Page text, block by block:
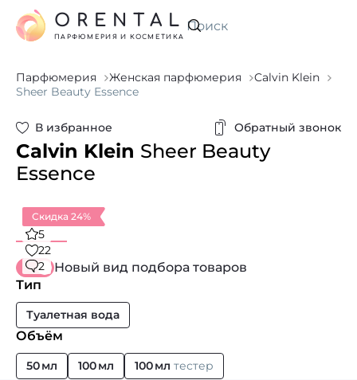
Искать
ORENTAL
ПАРФЮМЕРИЯ И КОСМЕТИКА
Парфюмерия Женская парфюмерия
Calvin Klein
Sheer Beauty Essence
В избранное Обратный звонок
Calvin Klein Sheer Beauty
Essence
Скидка 24%
5
22
2
Новый вид подбора товаров
Тип
Туалетная вода
Объём
50 мл 100 мл 100 мл тестер